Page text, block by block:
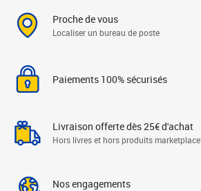
Proche de vous
Localiser un bureau de poste
Paiements 100% sécurisés
Livraison offerte dès 25€ d'achat
Hors livres et hors produits marketplace
Nos engagements